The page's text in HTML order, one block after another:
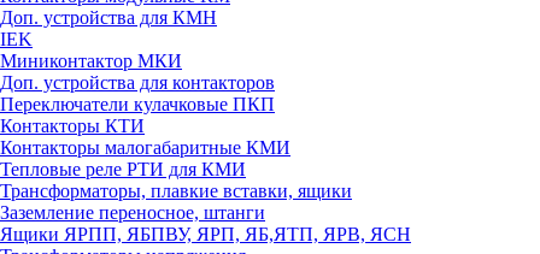
Доп. устройства для КМН
IEK
Миниконтактор МКИ
Доп. устройства для контакторов
Переключатели кулачковые ПКП
Контакторы КТИ
Контакторы малогабаритные КМИ
Тепловые реле РTИ для КМИ
Трансформаторы, плавкие вставки, ящики
Заземление переносное, штанги
Ящики ЯРПП, ЯБПВУ, ЯРП, ЯБ,ЯТП, ЯРВ, ЯСН